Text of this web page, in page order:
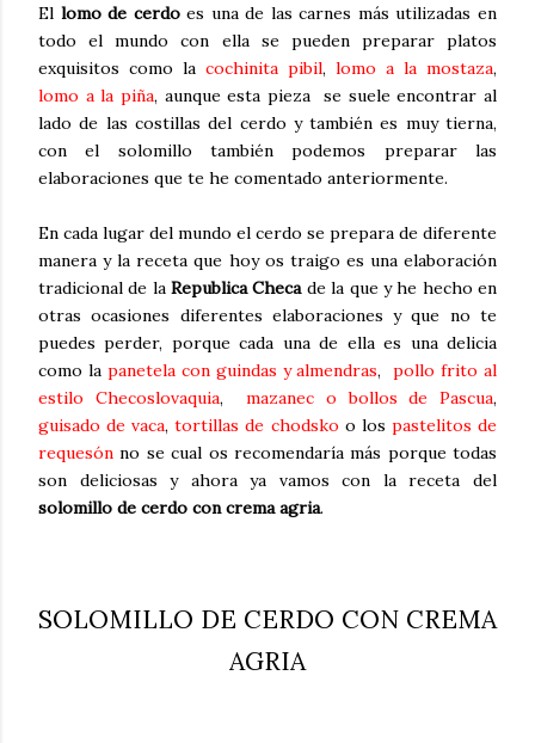
El lomo de cerdoes una de las carnes más utilizadas en
todo el mundo con ella se pueden preparar platos
exquisitos como la cochinita pibil, lomo a la mostaza,
lomo a la piña, aunque esta pieza se suele encontrar al
lado de las costillas del cerdo y también es muy tierna,
con el solomillo también podemos preparar las
elaboraciones que te he comentado anteriormente.
En cada lugar del mundo el cerdo se prepara de diferente
manera y la receta que hoy os traigo es una elaboración
tradicional de laRepublica Checa de la que y he hecho en
otras ocasiones diferentes elaboraciones y que no te
puedes perder, porque cada una de ella es una delicia
como la panetela con guindas y almendras,pollo frito al
estilo Checoslovaquia,mazanec o bollos de Pascua,
guisado de vaca,tortillas de chodsko o los pastelitos de
requesón no se cual os recomendaría más porque todas
son deliciosas y ahora ya vamos con la receta del
solomillo de cerdo con crema agria.
SOLOMILLO DE CERDO CON CREMA
AGRIA